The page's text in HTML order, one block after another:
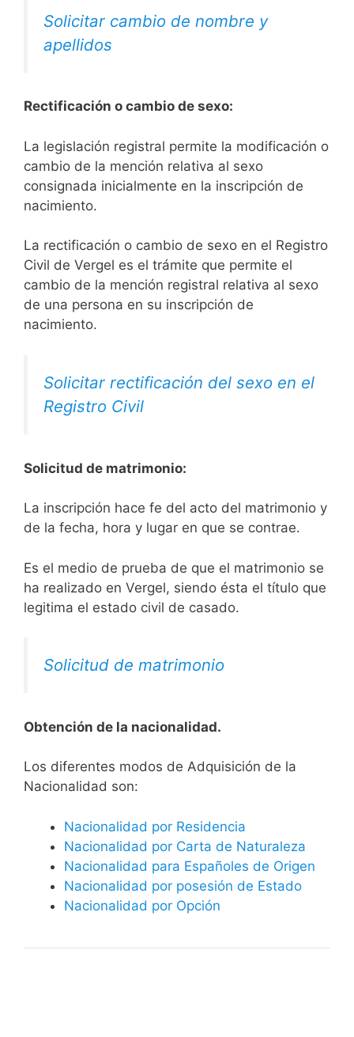
Solicitar cambio de nombre y
apellidos
Rectificación o cambio de sexo:
La legislación registral permite la modificación o
cambio de la mención relativa al sexo
consignada inicialmente en la inscripción de
nacimiento.
La rectificación o cambio de sexo en el Registro
Civil de Vergel es el trámite que permite el
cambio de la mención registral relativa al sexo
de una persona en su inscripción de
nacimiento.
Solicitar rectificación del sexo en el
Registro Civil
Solicitud de matrimonio:
La inscripción hace fe del acto del matrimonio y
de la fecha, hora y lugar en que se contrae.
Es el medio de prueba de que el matrimonio se
ha realizado en Vergel, siendo ésta el título que
legitima el estado civil de casado.
Solicitud de matrimonio
Obtención de la nacionalidad.
​​​Los diferentes modos de Adquisición de la
Nacionalidad son:
Nacionalidad por Residencia
Nacionalidad por Carta de Naturaleza
Nacionalidad para Españoles de Origen
Nacionalidad por posesión de Estado
Nacionalidad por Opción